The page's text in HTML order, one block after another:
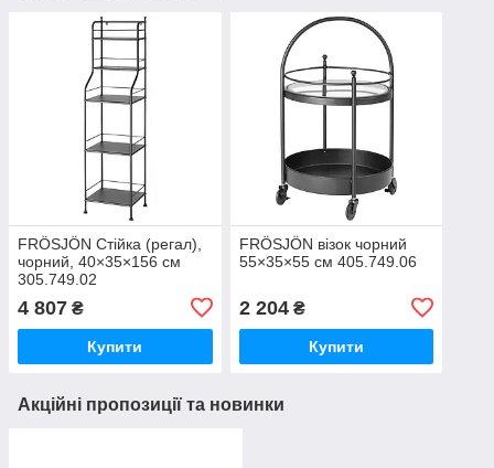
FRÖSJÖN Стійка (регал),
чорний, 40×35×156 см
305.749.02
4 807 ₴
Купити
FRÖSJÖN візок чорний
55×35×55 см 405.749.06
2 204₴
Купити
Акційні пропозиції та новинки